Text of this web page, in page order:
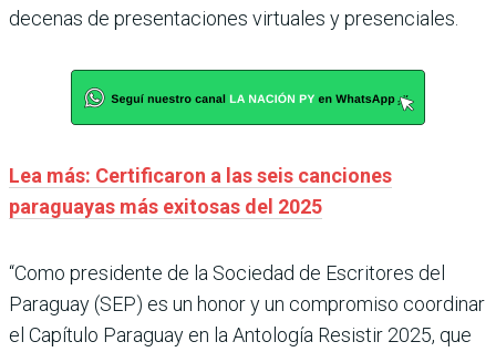
decenas de presentaciones virtuales y presenciales.
Lea más: Certificaron a las seis canciones
paraguayas más exitosas del 2025
“Como presidente de la Sociedad de Escritores del
Paraguay (SEP) es un honor y un compromiso coordinar
el Capítulo Paraguay en la Antología Resistir 2025, que